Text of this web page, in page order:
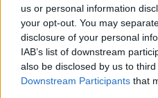
us or personal information
your opt-out. You may
disclosure of your personal
IAB’s list of downstream
also be disclosed by us to
Downstream Participants that
PNȚCD (Pavelescu)
PNCR (Terheș)
Partidul Patrioților
FAR (Coarnă)
România pe Primul Loc